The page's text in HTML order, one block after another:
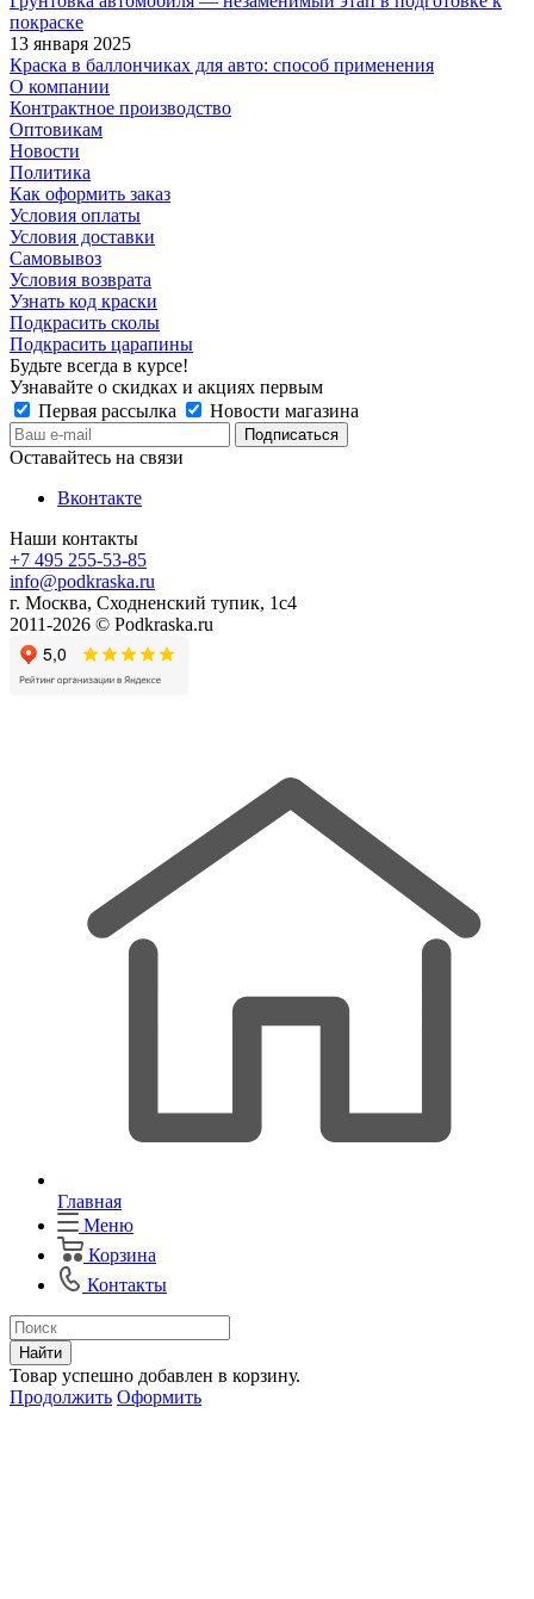
покраске
13 января 2025
Краска в баллончиках для авто: способ применения
О компании
Контрактное производство
Оптовикам
Новости
Политика
Как оформить заказ
Условия оплаты
Условия доставки
Самовывоз
Условия возврата
Узнать код краски
Подкрасить сколы
Подкрасить царапины
Будьте всегда в курсе!
Узнавайте о скидках и акциях первым
Первая рассылка
Новости магазина
Оставайтесь на связи
Вконтакте
Наши контакты
+7 495 255-53-85
info@podkraska.ru
г. Москва, Сходненский тупик, 1с4
2011-2026 © Podkraska.ru
Главная
Меню
Корзина
Контакты
Найти
Товар успешно добавлен в корзину.
Продолжить Оформить